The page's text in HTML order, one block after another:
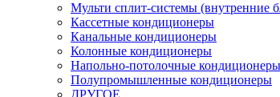
Мульти сплит-системы (внутренние
Кассетные кондиционеры
Канальные кондиционеры
Колонные кондиционеры
Напольно-потолочные кондиционеры
Полупромышленные кондиционеры
ДРУГОЕ